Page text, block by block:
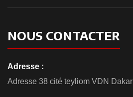
NOUS CONTACTER
Adresse :
Adresse 38 cité teyliom VDN Dakar